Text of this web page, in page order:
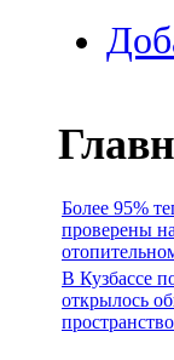
Более 95%
проверены
В Кузбассе
открылось